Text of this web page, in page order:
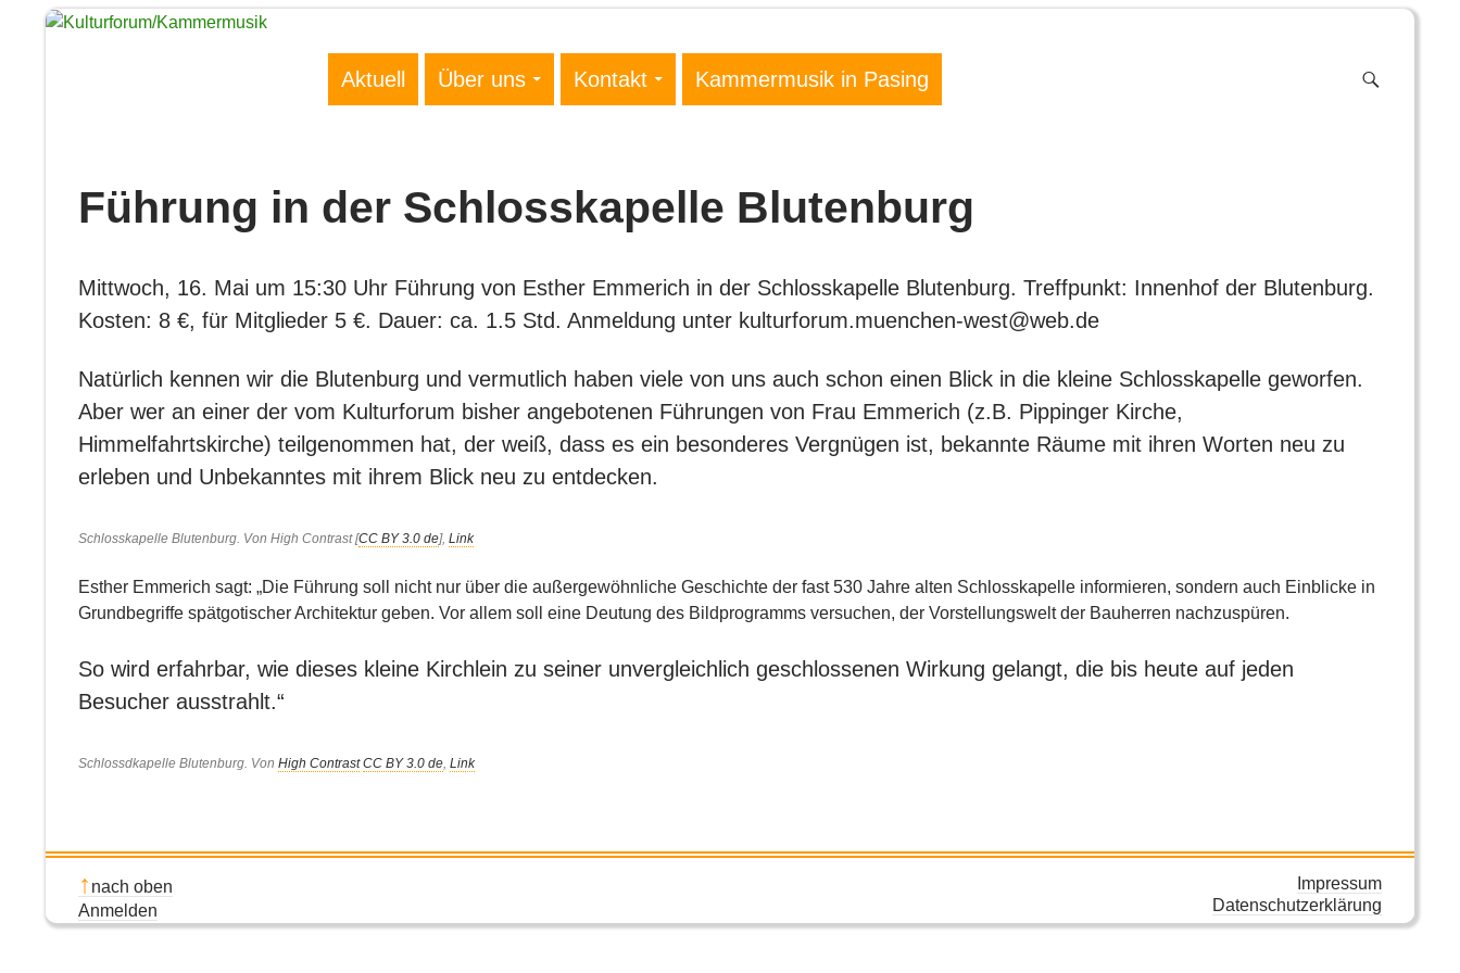
Aktuell Über uns Kontakt Kammermusik in Pasing
Führung in der Schlosskapelle Blutenburg
Mittwoch, 16. Mai um 15:30 Uhr Führung von Esther Emmerich in der Schlosskapelle Blutenburg. Treffpunkt: Innenhof der Blutenburg.
Kosten: 8 €, für Mitglieder 5 €. Dauer: ca. 1.5 Std. Anmeldung unter kulturforum.muenchen-west@web.de
Natürlich kennen wir die Blutenburg und vermutlich haben viele von uns auch schon einen Blick in die kleine Schlosskapelle geworfen.
Aber wer an einer der vom Kulturforum bisher angebotenen Führungen von Frau Emmerich (z.B. Pippinger Kirche,
Himmelfahrtskirche) teilgenommen hat, der weiß, dass es ein besonderes Vergnügen ist, bekannte Räume mit ihren Worten neu zu
erleben und Unbekanntes mit ihrem Blick neu zu entdecken.
Schlosskapelle Blutenburg. Von High Contrast [CC BY 3.0 de], Link
Esther Emmerich sagt: „Die Führung soll nicht nur über die außergewöhnliche Geschichte der fast 530 Jahre alten Schlosskapelle informieren, sondern auch Einblicke in
Grundbegriffe spätgotischer Architektur geben. Vor allem soll eine Deutung des Bildprogramms versuchen, der Vorstellungswelt der Bauherren nachzuspüren.
So wird erfahrbar, wie dieses kleine Kirchlein zu seiner unvergleichlich geschlossenen Wirkung gelangt, die bis heute auf jeden
Besucher ausstrahlt.“
Schlossdkapelle Blutenburg. Von High Contrast CC BY 3.0 de Link
nach oben
Anmelden
Impressum
Datenschutzerklärung